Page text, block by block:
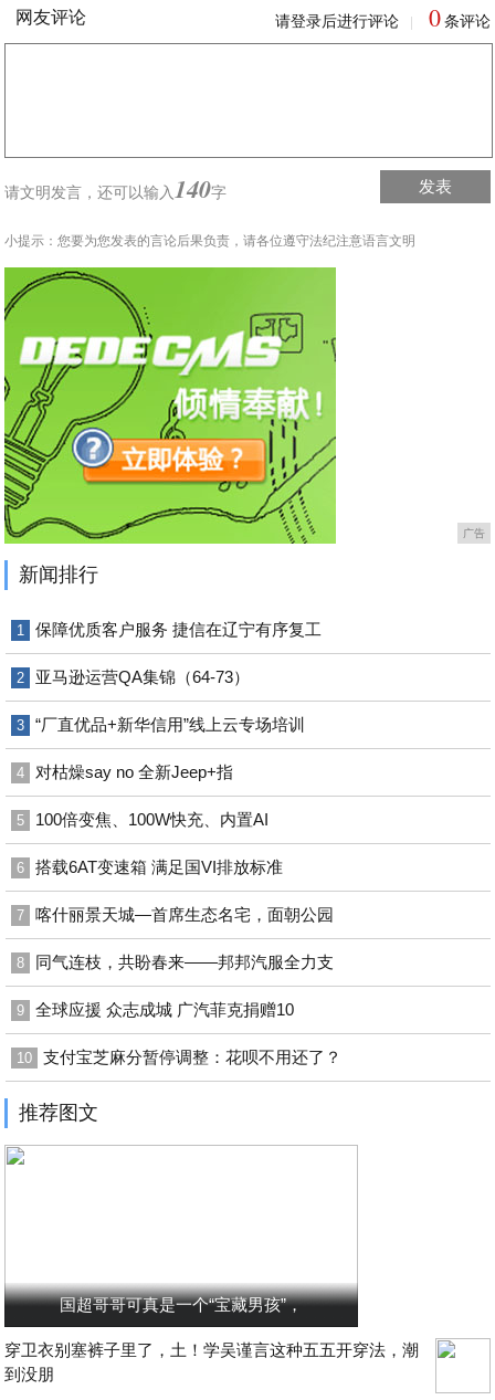
网友评论 请登录后进行评论 0 条评论
请文明发言，还可以输入 140字 发表
小提示：您要为您发表的言论后果负责，请各位遵守法纪注意语言文明
广告
新闻排行
1 保障优质客户服务 捷信在辽宁有序复工
2 亚马逊运营QA集锦（64-73）
3 “厂直优品+新华信用”线上云专场培训
4 对枯燥say no 全新Jeep+指
5 100倍变焦、100W快充、内置AI
6 搭载6AT变速箱 满足国VI排放标准
7 喀什丽景天城—首席生态名宅，面朝公园
8 同气连枝，共盼春来——邦邦汽服全力支
9 全球应援 众志成城 广汽菲克捐赠10
10 支付宝芝麻分暂停调整：花呗不用还了？
推荐图文
国超哥哥可真是一个“宝藏男孩”，
穿卫衣别塞裤子里了，土！学吴谨言这种五五开穿法，潮
到没朋